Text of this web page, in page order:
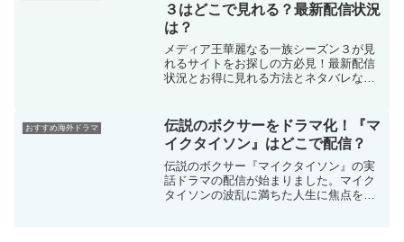
３はどこで見れる？最新配信状況
は？
メディア王華麗なる一族シーズン３が見
れるサイトをお探しの方必見！最新配信
状況とお得に見れる方法とネタバレなし
マ、あまりの人気ぶりにシーズン４の制
作も決まっているとか。
おすすめ海外ドラマ
伝説のボクサーをドラマ化！『マ
イクタイソン』はどこで配信？
伝説のボクサー『マイクタイソン』の実
話ドラマの配信が始まりました。マイク
タイソンの波乱に満ちた人生に焦点をあ